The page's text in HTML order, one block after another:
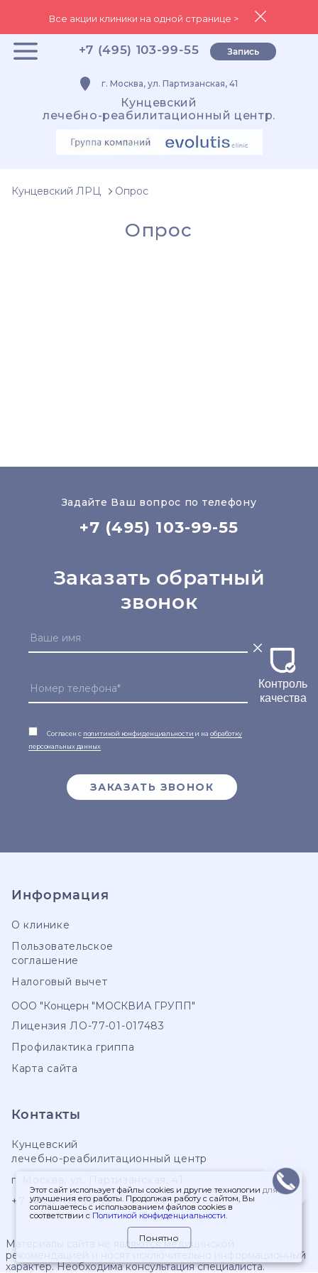
Все акции клиники на одной странице >
+7 (495) 103-99-55 Запись
г. Москва, ул. Партизанская, 41
Кунцевский
лечебно-реабилитационный центр.
Кунцевский ЛРЦ Опрос
Опрос
Задайте Ваш вопрос по телефону
+7 (495) 103-99-55
Заказать обратный
звонок
Согласен с политикой конфиденциальности и на обработку
персональных данных
ЗАКАЗАТЬ ЗВОНОК
Информация
О клинике
Пользовательское
соглашение
Налоговый вычет
ООО "Концерн "МОСКВИА ГРУПП"
Лицензия ЛО-77-01-017483
Профилактика гриппа
Карта сайта
Контакты
Кунцевский
лечебно-реабилитационный центр
г. Москва
+7 (495) 103-99-55
Материалы сайта не являются медицинской
рекомендацией и носят исключительно информационный
характер. Необходима консультация специалиста.
Этот сайт использует файлы cookies и другие технологии для
улучшения его работы. Продолжая работу с сайтом, Вы
соглашаетесь с использованием файлов cookies в
соответствии с Политикой конфиденциальности.
Понятно
Контроль
качества